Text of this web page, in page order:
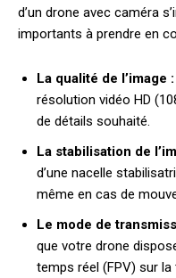
d’un drone avec caméra
importants à prendre en
La qualité de l’image :
résolution vidéo HD
de détails souhaité.
La stabilisation de
d’une nacelle
même en cas de
Le mode de
que votre drone
temps réel (FPV) sur